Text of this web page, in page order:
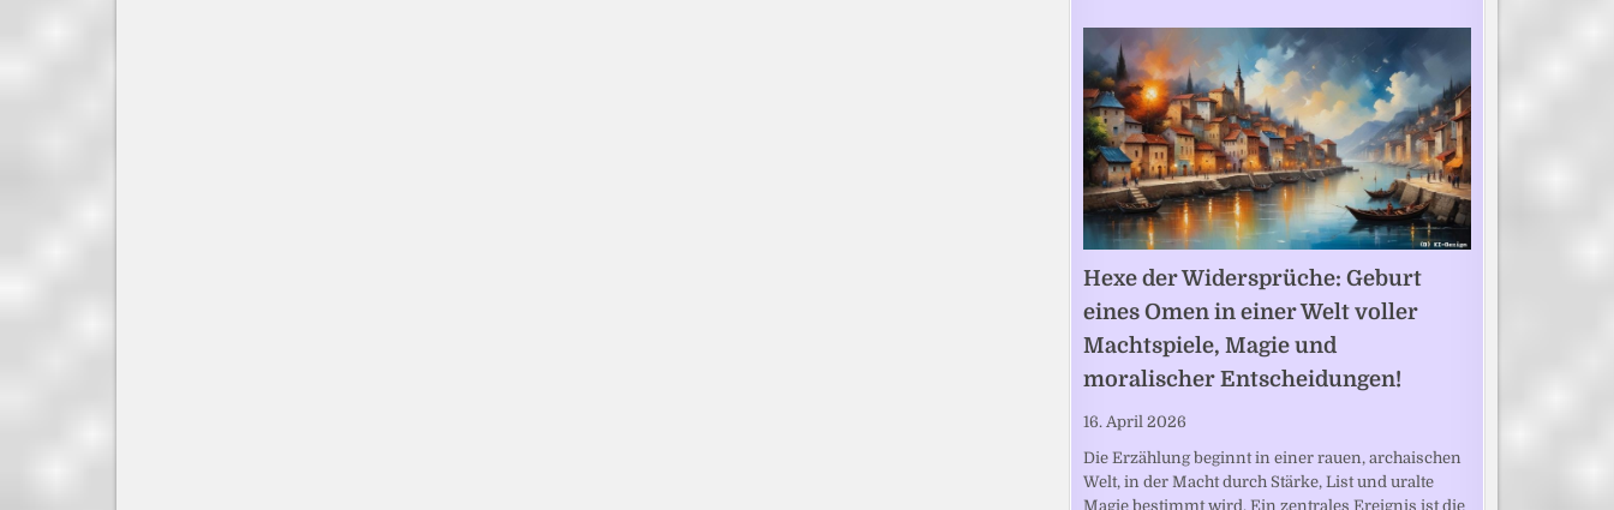
Hexe der Widersprüche: Geburt
eines Omen in einer Welt voller
Machtspiele, Magie und
moralischer Entscheidungen!
16. April 2026
Die Erzählung beginnt in einer rauen, archaischen
Welt, in der Macht durch Stärke, List und uralte
Magie bestimmt wird. Ein zentrales Ereignis ist die